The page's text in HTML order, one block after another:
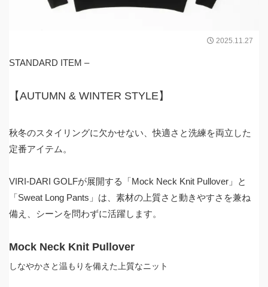
2025.11.27
STANDARD ITEM –
【AUTUMN & WINTER STYLE】
秋冬のスタイリングに欠かせない、快適さと洗練を両立した
定番アイテム。
VIRI-DARI GOLFが展開する「Mock Neck Knit Pullover」と
「Sweat Long Pants」は、素材の上質さと動きやすさを兼ね
備え、シーンを問わずに活躍します。
Mock Neck Knit Pullover
しなやかさと温もりを備えた上質なニット